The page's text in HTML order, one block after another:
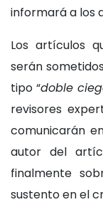
informará a los
Los artículos
serán
tipo “doble
revisores
comunicarán
autor del
finalmente
sustento en el